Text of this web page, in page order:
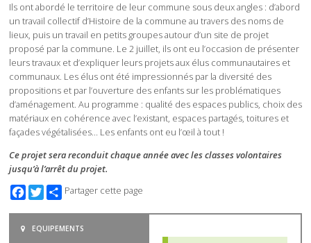
Ils ont abordé le territoire de leur commune sous deux angles : d’abord
un travail collectif d’Histoire de la commune au travers des noms de
lieux, puis un travail en petits groupes autour d’un site de projet
proposé par la commune. Le 2 juillet, ils ont eu l’occasion de présenter
leurs travaux et d’expliquer leurs projets aux élus communautaires et
communaux. Les élus ont été impressionnés par la diversité des
propositions et par l’ouverture des enfants sur les problématiques
d’aménagement. Au programme : qualité des espaces publics, choix des
matériaux en cohérence avec l’existant, espaces partagés, toitures et
façades végétalisées… Les enfants ont eu l’œil à tout !
Ce projet sera reconduit chaque année avec les classes volontaires
jusqu’àl’arrêt du projet.
Facebook
TwitterPartager cette page
EQUIPEMENTS